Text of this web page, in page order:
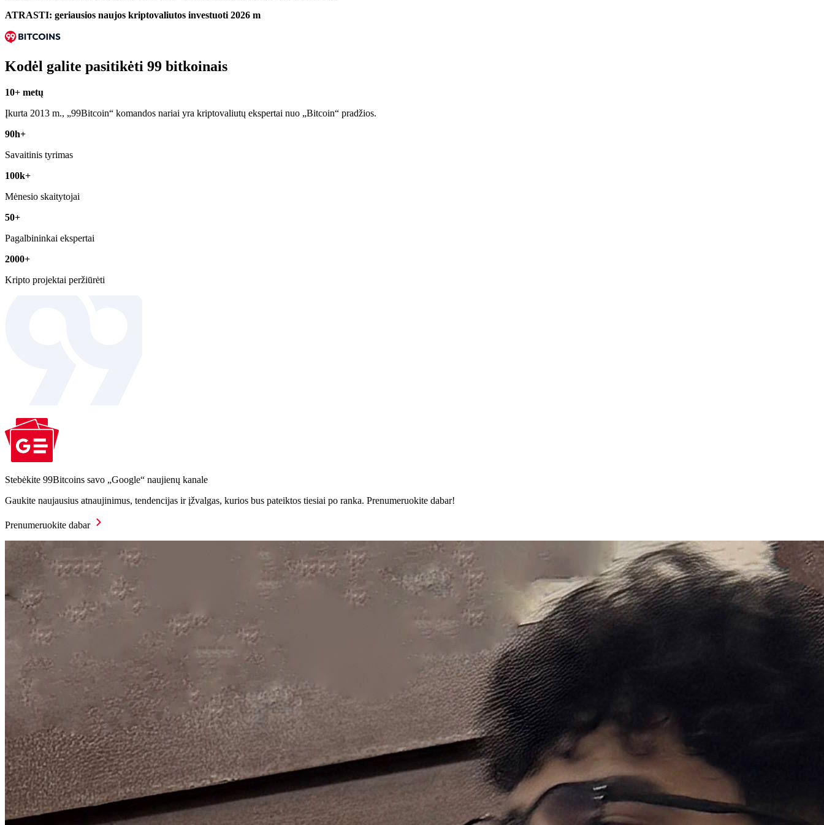
ATRASTI: geriausios naujos kriptovaliutos investuoti 2026 m
Kodėl galite pasitikėti 99 bitkoinais
10+ metų
Įkurta 2013 m., „99Bitcoin“ komandos nariai yra kriptovaliutų ekspertai nuo „Bitcoin“ pradžios.
90h+
Savaitinis tyrimas
100k+
Mėnesio skaitytojai
50+
Pagalbininkai ekspertai
2000+
Kripto projektai peržiūrėti
Stebėkite 99Bitcoins savo „Google“ naujienų kanale
Gaukite naujausius atnaujinimus, tendencijas ir įžvalgas, kurios bus pateiktos tiesiai po ranka. Prenumeruokite dabar!
Prenumeruokite dabar